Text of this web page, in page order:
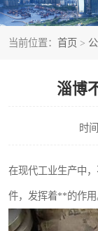
当前位置： 首页 >
淄博
时
在现代工业生产中
件，发挥着**的作用
不锈钢人孔
不锈钢角钢
不锈钢板